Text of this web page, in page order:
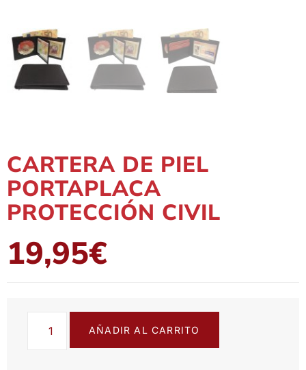
CARTERA DE PIEL
PORTAPLACA
PROTECCIÓN CIVIL
19,95€
AÑADIR AL CARRITO